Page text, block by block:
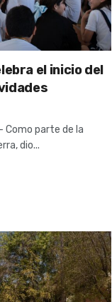
el inicio del
Como parte de la
dio...